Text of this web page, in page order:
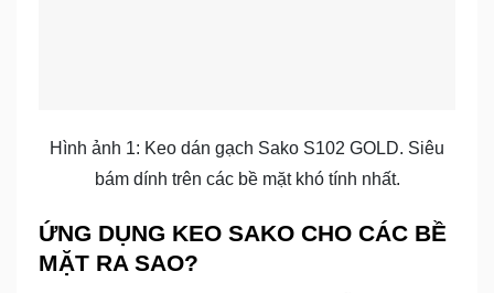
Hình ảnh 1: Keo dán gạch Sako S102 GOLD. Siêu
bám dính trên các bề mặt khó tính nhất.
ỨNG DỤNG KEO SAKO CHO CÁC BỀ
MẶT RA SAO?